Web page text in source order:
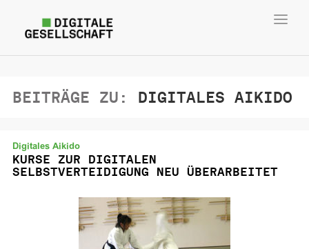
BEITRÄGE ZU: DIGITALES AIKIDO
Digitales Aikido
KURSE ZUR DIGITALEN
SELBSTVERTEIDIGUNG NEU ÜBERARBEITET